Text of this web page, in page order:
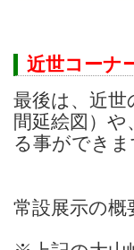
近世コーナ
最後は、近世
間延絵図）
る事ができま
常設展示の